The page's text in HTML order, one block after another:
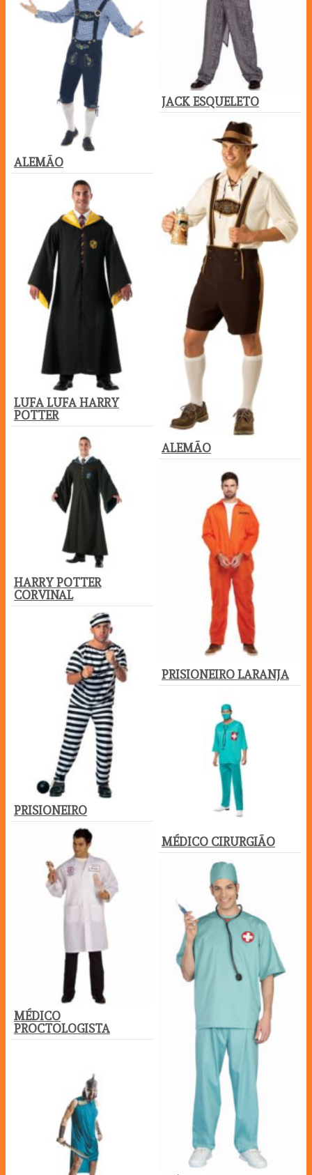
JACK ESQUELETO
ALEMÃO
ALEMÃO
LUFA LUFA HARRY
POTTER
HARRY POTTER
CORVINAL
PRISIONEIRO LARANJA
PRISIONEIRO
MÉDICO CIRURGIÃO
MÉDICO
PROCTOLOGISTA